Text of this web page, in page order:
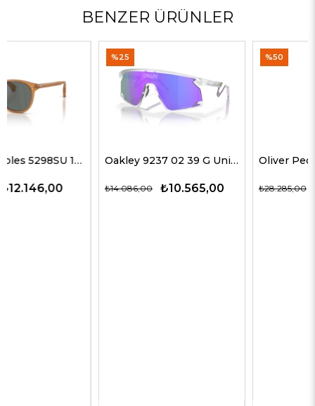
BENZER ÜRÜNLER
Oakley 9237 02 39 G Unisex Güneş Gözlükleri
₺10.565,00
₺14.086,00
Oliver Peoples 5514SU 1678C5 51 G Unisex Güneş Gözlükleri
₺14.143,00
₺28.285,00